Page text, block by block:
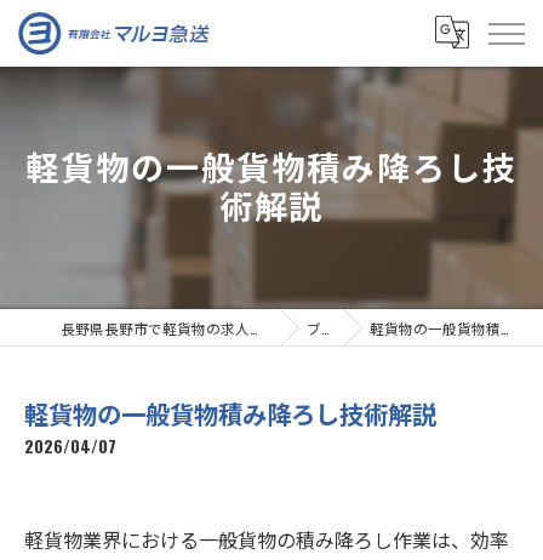
軽貨物の一般貨物積み降ろし技
術解説
ブログ 軽貨物の一般貨物積み降ろし技術解説
軽貨物の一般貨物積み降ろし技術解説
2026/04/07
軽貨物業界における一般貨物の積み降ろし作業は、効率